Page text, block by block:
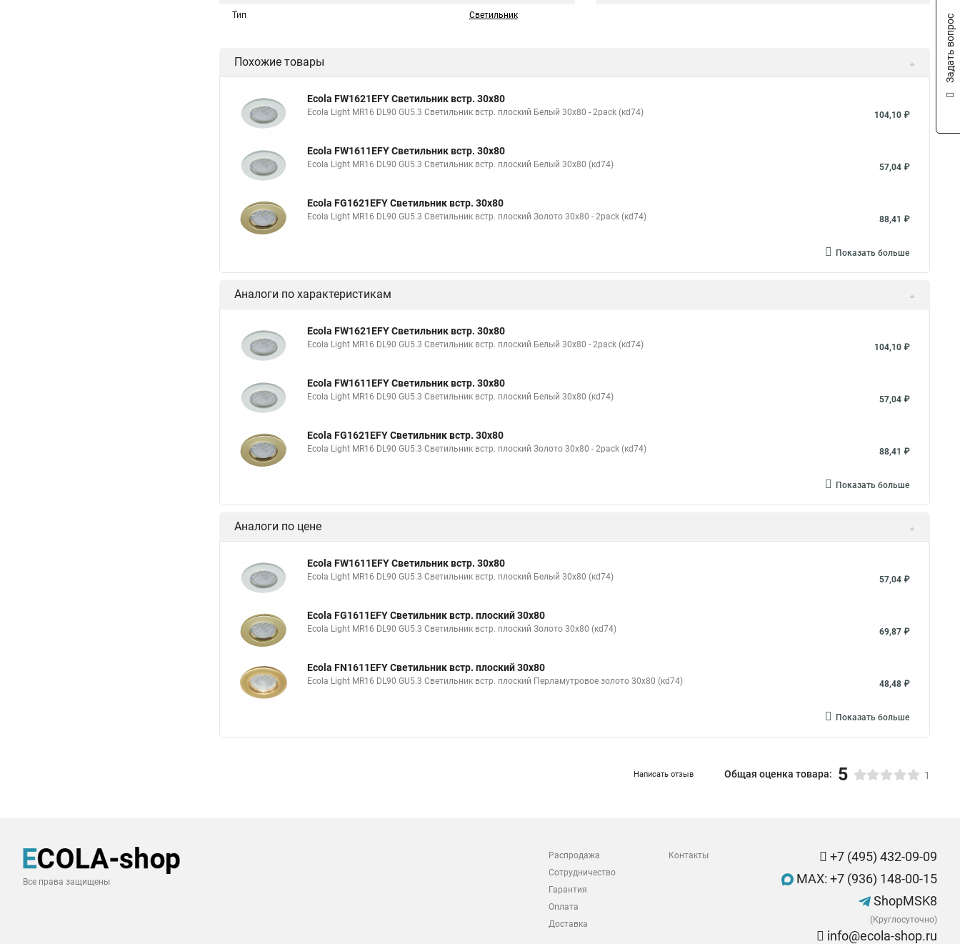
Тип Светильник
Похожие товары
Ecola FW1621EFY Светильник встр. 30x80
Ecola Light MR16 DL90 GU5.3 Светильник встр. плоский Белый 30x80 - 2pack (кd74) 104,10 ₽
Ecola FW1611EFY Светильник встр. 30x80
Ecola Light MR16 DL90 GU5.3 Светильник встр. плоский Белый 30x80 (кd74) 57,04 ₽
Ecola FG1621EFY Светильник встр. 30x80
Ecola Light MR16 DL90 GU5.3 Светильник встр. плоский Золото 30x80 - 2pack (кd74) 88,41 ₽
Показать больше
Аналоги по характеристикам
Ecola FW1621EFY Светильник встр. 30x80
Ecola Light MR16 DL90 GU5.3 Светильник встр. плоский Белый 30x80 - 2pack (кd74) 104,10 ₽
Ecola FW1611EFY Светильник встр. 30x80
Ecola Light MR16 DL90 GU5.3 Светильник встр. плоский Белый 30x80 (кd74) 57,04 ₽
Ecola FG1621EFY Светильник встр. 30x80
Ecola Light MR16 DL90 GU5.3 Светильник встр. плоский Золото 30x80 - 2pack (кd74) 88,41 ₽
Показать больше
Аналоги по цене
Ecola FW1611EFY Светильник встр. 30x80
Ecola Light MR16 DL90 GU5.3 Светильник встр. плоский Белый 30x80 (кd74) 57,04 ₽
Ecola FG1611EFY Светильник встр. плоский 30x80
Ecola Light MR16 DL90 GU5.3 Светильник встр. плоский Золото 30x80 (кd74) 69,87 ₽
Ecola FN1611EFY Светильник встр. плоский 30x80
Ecola Light MR16 DL90 GU5.3 Светильник встр. плоский Перламутровое золото 30x80 (кd74) 48,48 ₽
Показать больше
Написать отзыв Общая оценка товара: 5 1
Все права защищены
Распродажа
Сотрудничество
Гарантия
Оплата
Доставка
Контакты
+7 (495) 432-09-09
MAX: +7 (936) 148-00-15
ShopMSK8
(Круглосуточно)
info@ecola-shop.ru
Задать вопрос